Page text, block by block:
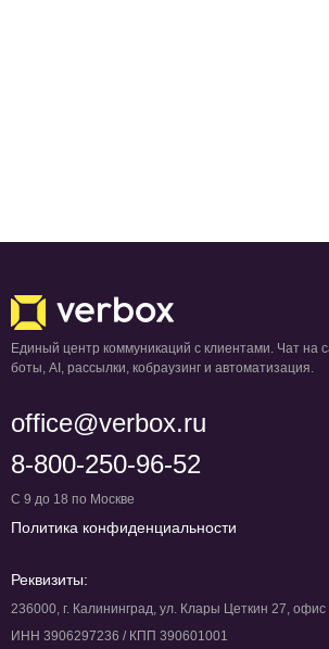
Единый центр коммуникаций с клиентами. Чат на
боты, AI, рассылки, кобраузинг и автоматизация.
office@verbox.ru
8-800-250-96-52
С 9 до 18 по Москве
Политика конфиденциальности
Реквизиты:
236000, г. Калининград, ул. Клары Цеткин 27,
ИНН 3906297236 / КПП 390601001